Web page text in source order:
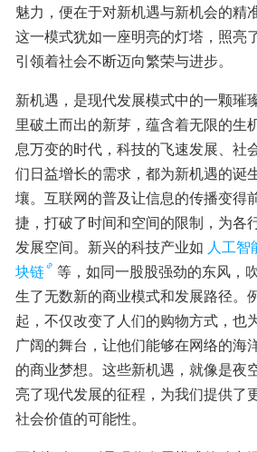
魅力，便在于对新机遇与新机会的精
这一模式犹如一座明亮的灯塔，照亮
引领着社会不断迈向繁荣与进步。
新机遇，是现代发展模式中的一颗璀
里破土而出的新芽，蕴含着无限的生
息万变的时代，科技的飞速发展、社
们日益增长的需求，都为新机遇的诞
壤。互联网的普及让信息的传播变得
捷，打破了时间和空间的限制，为各
发展空间。新兴的科技产业如 人工智
块链
等，如同一股股强劲的东风，
生了无数新的商业模式和发展路径。
起，不仅改变了人们的购物方式，也
广阔的舞台，让他们能够在网络的海
的商业梦想。这些新机遇，就像是夜
亮了现代发展的征程，为我们提供了
社会价值的可能性。